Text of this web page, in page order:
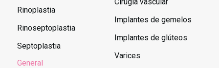
Rinoplastia
Rinoseptoplastia
Septoplastia
General
Implantes de gemelos
Implantes de glúteos
Varices